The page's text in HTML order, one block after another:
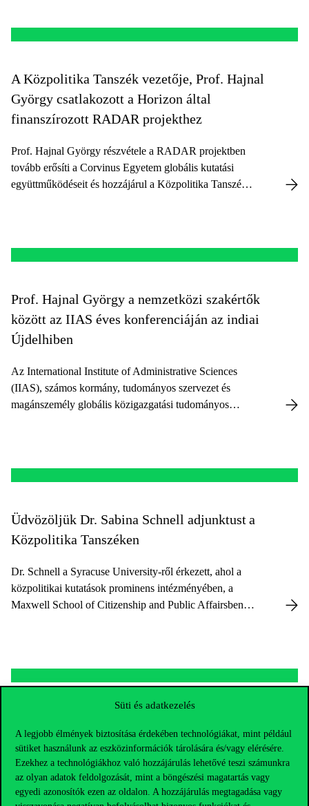
Süti és adatkezelés
A legjobb élmények biztosítása érdekében technológiákat, mint például
sütiket használunk az eszközinformációk tárolására és/vagy elérésére.
Ezekhez a technológiákhoz való hozzájárulás lehetővé teszi számunkra
az olyan adatok feldolgozását, mint a böngészési magatartás vagy
egyedi azonosítók ezen az oldalon. A hozzájárulás megtagadása vagy
A Közpolitika Tanszék vezetője, Prof. Hajnal
György csatlakozott a Horizon által
finanszírozott RADAR projekthez
Prof. Hajnal György részvétele a RADAR projektben
tovább erősíti a Corvinus Egyetem globális kutatási
együttműködéseit és hozzájárul a Közpolitika Tanszék
Prof. Hajnal György a nemzetközi szakértők
között az IIAS éves konferenciáján az indiai
Újdelhiben
Az International Institute of Administrative Sciences
(IIAS), számos kormány, tudományos szervezet és
magánszemély globális közigazgatási tudományos
Üdvözöljük Dr. Sabina Schnell adjunktust a
Közpolitika Tanszéken
Dr. Schnell a Syracuse University-ről érkezett, ahol a
közpolitikai kutatások prominens intézményében, a
Maxwell School of Citizenship and Public Affairsben
University Global Development Institute for
Public Affairs (GDI) és a Közpolitika Tanszék
között